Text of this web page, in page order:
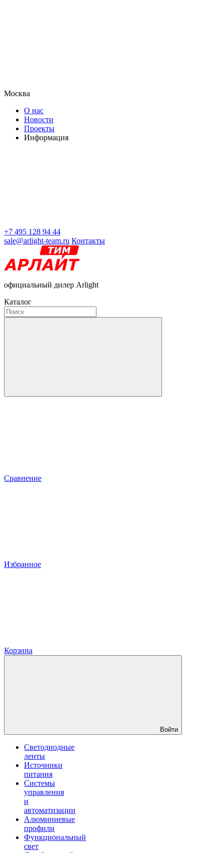
Москва
О нас
Новости
Проекты
Информация
+7 495 128 94 44
sale@arlight-team.ru Контакты
официальный дилер Arlight
Каталог
Сравнение
Избранное
Корзина
Войти
Светодиодные
ленты
Источники
питания
Системы
управления
и
автоматизации
Алюминиевые
профили
Функциональный
свет